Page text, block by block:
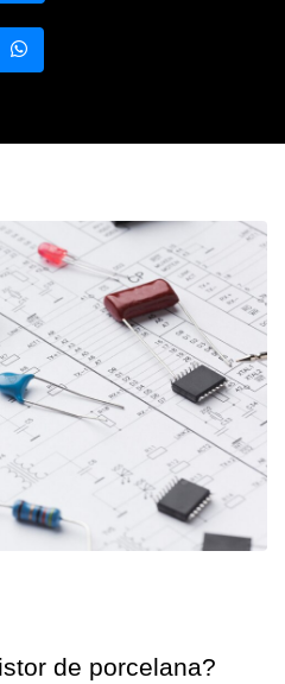
de porcelana?